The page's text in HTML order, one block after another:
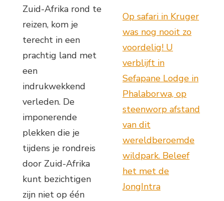
Zuid-Afrika rond te
reizen, kom je
terecht in een
prachtig land met
een
indrukwekkend
verleden. De
imponerende
plekken die je
tijdens je rondreis
door Zuid-Afrika
kunt bezichtigen
zijn niet op één
Op safari in Kruger
was nog nooit zo
voordelig! U
verblijft in
Sefapane Lodge in
Phalaborwa, op
steenworp afstand
van dit
wereldberoemde
wildpark. Beleef
het met de
JongIntra